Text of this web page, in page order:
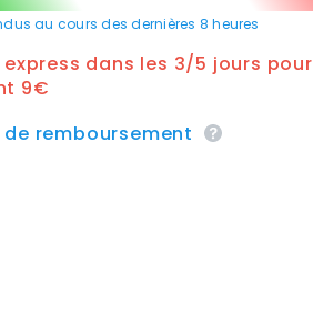
au cours des dernières 8 heures
express dans les 3/5 jours pour
9€
remboursement